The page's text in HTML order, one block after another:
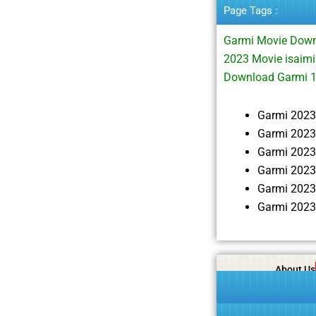
Page Tags :
Garmi Movie
2023 Movie
Download Garmi
Garmi
Garmi
Garmi
Garmi
Garmi
Garmi
About Us